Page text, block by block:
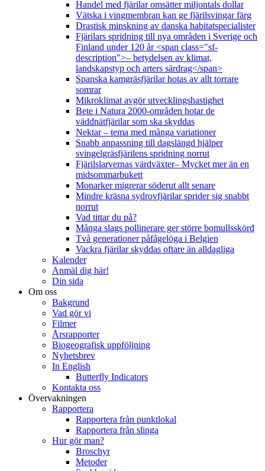
Handel med fjärilar omsätter miljontals dollar
Vätska i vingmembran kan ge fjärilsvingar färg
Drastisk minskning av danska habitatspecialister
Fjärilars spridning till nya områden i Sverige och
Finland under 120 år <span class="sf-
description">– betydelsen av klimat,
landskapstyp och arters särdrag</span>
Spanska kamgräsfjärilar hotas av allt torrare
somrar
Mikroklimat avgör utvecklingshastighet
Bete i Natura 2000-områden hotar de
väddnätfjärilar som ska skyddas
Nektar – tema med många variationer
Snabb anpassning till dagslängd hjälper
svingelgräsfjärilens spridning norrut
Fjärilslarvernas värdväxter– Mycket mer än en
midsommarbukett
Monarker migrerar söderut allt senare
Mindre kräsna sydrovfjärilar sprider sig snabbt
norrut
Vad tittar du på?
Många slags pollinerare ger större bomullsskörd
Två generationer påfågelöga i Belgien
Vackra fjärilar skyddas oftare än alldagliga
Kalender
Anmäl dig här!
Din sida
Om oss
Bakgrund
Vad gör vi
Filmer
Årsrapporter
Biogeografisk uppföljning
Nyhetsbrev
In English
Butterfly Indicators
Kontakta oss
Övervakningen
Rapportera
Rapportera från punktlokal
Rapportera från slinga
Hur gör man?
Broschyr
Metoder